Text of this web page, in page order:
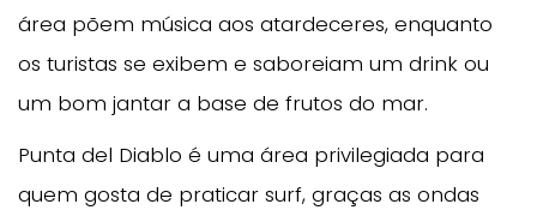
área põem música aos atardeceres, enquanto
os turistas se exibem e saboreiam um drink ou
um bom jantar a base de frutos do mar.
Punta del Diablo é uma área privilegiada para
quem gosta de praticar surf, graças as ondas